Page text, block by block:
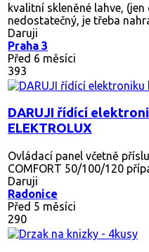
kvalitní skleněné lahve,
nedostatečný, je třeba
Daruji
Praha 3
Před 6 měsíci
393
DARUJI řídící
ELEKTROLUX
Ovládací panel včetně
COMFORT 50/100/120
Daruji
Radonice
Před 5 měsíci
290